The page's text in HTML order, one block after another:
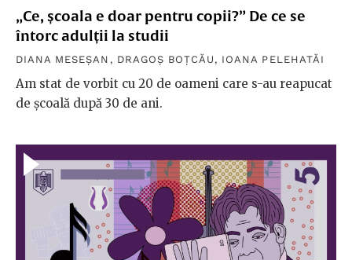
„Ce, școala e doar pentru copii?” De ce se
întorc adulții la studii
DIANA MESEȘAN , DRAGOȘ BOȚCĂU , IOANA PELEHATĂI
Am stat de vorbit cu 20 de oameni care s-au reapucat
de școală după 30 de ani.